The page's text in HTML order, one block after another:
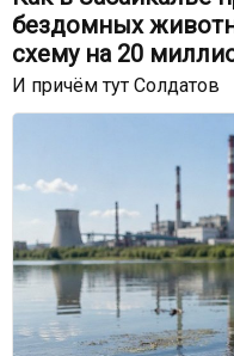
бездомных
схему на 20
И причём тут Солдатов